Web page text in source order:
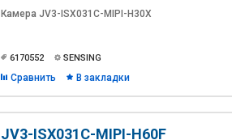
Камера JV3-ISX031C-MIPI-H30X
6170552 SENSING
Сравнить В закладки
JV3-ISX031C-MIPI-H60F